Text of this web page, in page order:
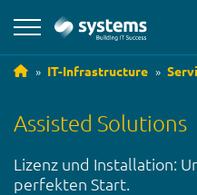
+39
IT-Infrastructure
Assisted Solutions
Lizenz und Installation:
perfekten Start.